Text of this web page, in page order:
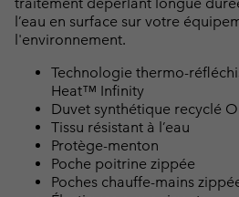
traitement déperlant longue
l’eau en surface sur votre
l'environnement.
Technologie thermo-
Heat™ Infinity
Duvet synthétique recyclé
Tissu résistant à l’eau
Protège-menton
Poche poitrine zippée
Poches chauffe-mains